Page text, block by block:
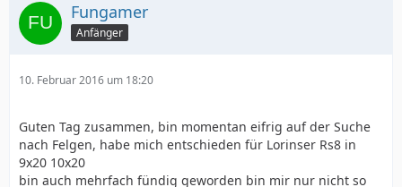
Fungamer
Anfänger
10. Februar 2016 um 18:20
Guten Tag zusammen, bin momentan eifrig auf der Suche
nach Felgen, habe mich entschieden für Lorinser Rs8 in
9x20 10x20
bin auch mehrfach fündig geworden bin mir nur nicht so